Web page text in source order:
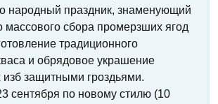
народный праздник, знаменующий
массового сбора промерзших ягод
традиционного
и обрядовое украшение
изб защитными гроздьями.
сентября по новому стилю (10